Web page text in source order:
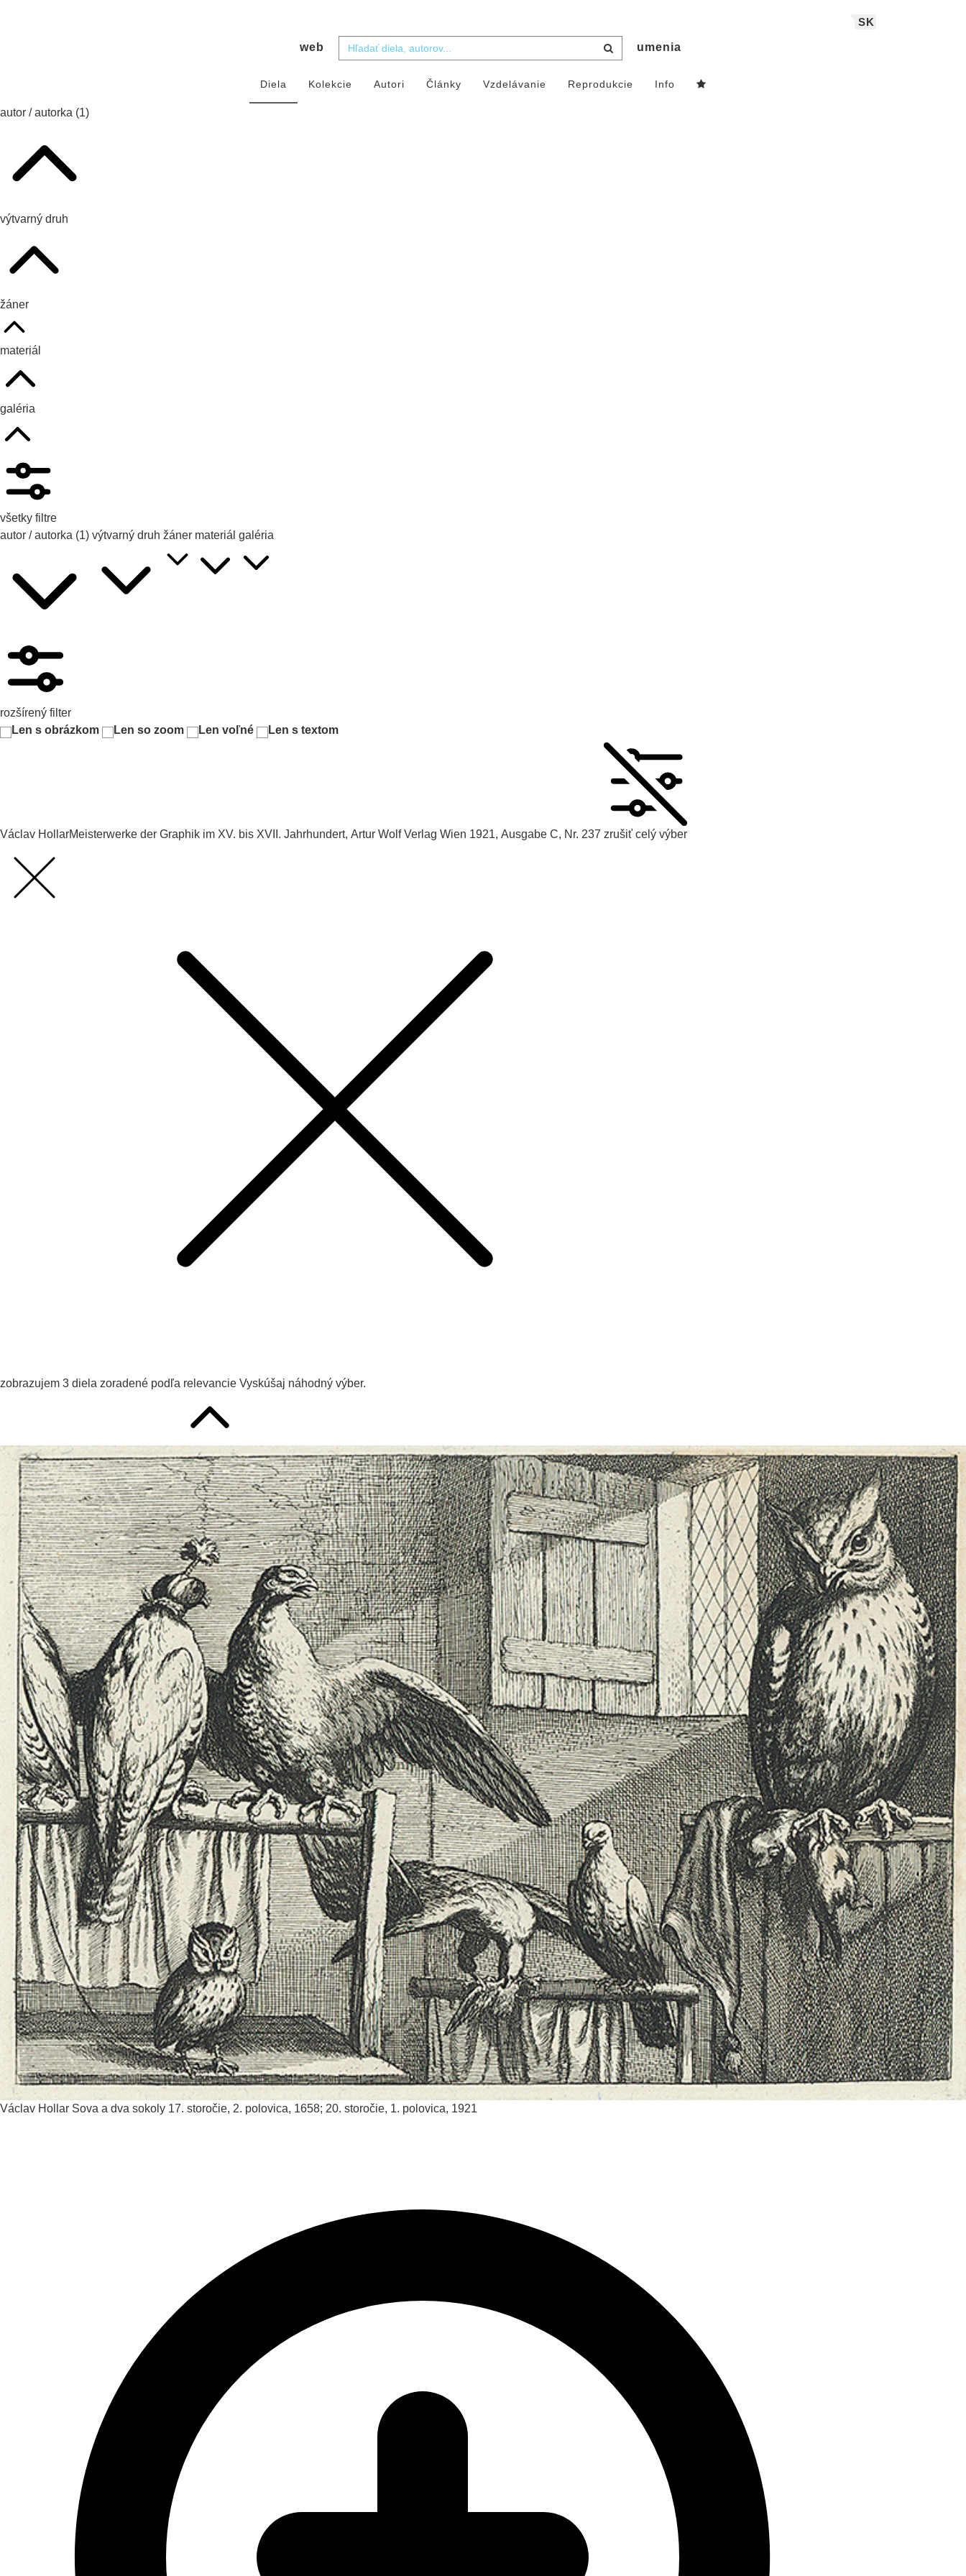
SK
web umenia
Diela Kolekcie Autori Články Vzdelávanie Reprodukcie Info
autor / autorka (1)
výtvarný druh
žáner
materiál
galéria
všetky filtre
autor / autorka (1) výtvarný druh žáner materiál galéria
rozšírený filter
Len s obrázkom
Len so zoom Len voľné Len s textom
Václav HollarMeisterwerke der Graphik im XV. bis XVII. Jahrhundert, Artur Wolf Verlag Wien 1921, Ausgabe C, Nr. 237 zrušiť celý výber
zobrazujem 3 diela zoradené podľa relevancie Vyskúšaj náhodný výber.
Václav Hollar Sova a dva sokoly 17. storočie, 2. polovica, 1658; 20. storočie, 1. polovica, 1921